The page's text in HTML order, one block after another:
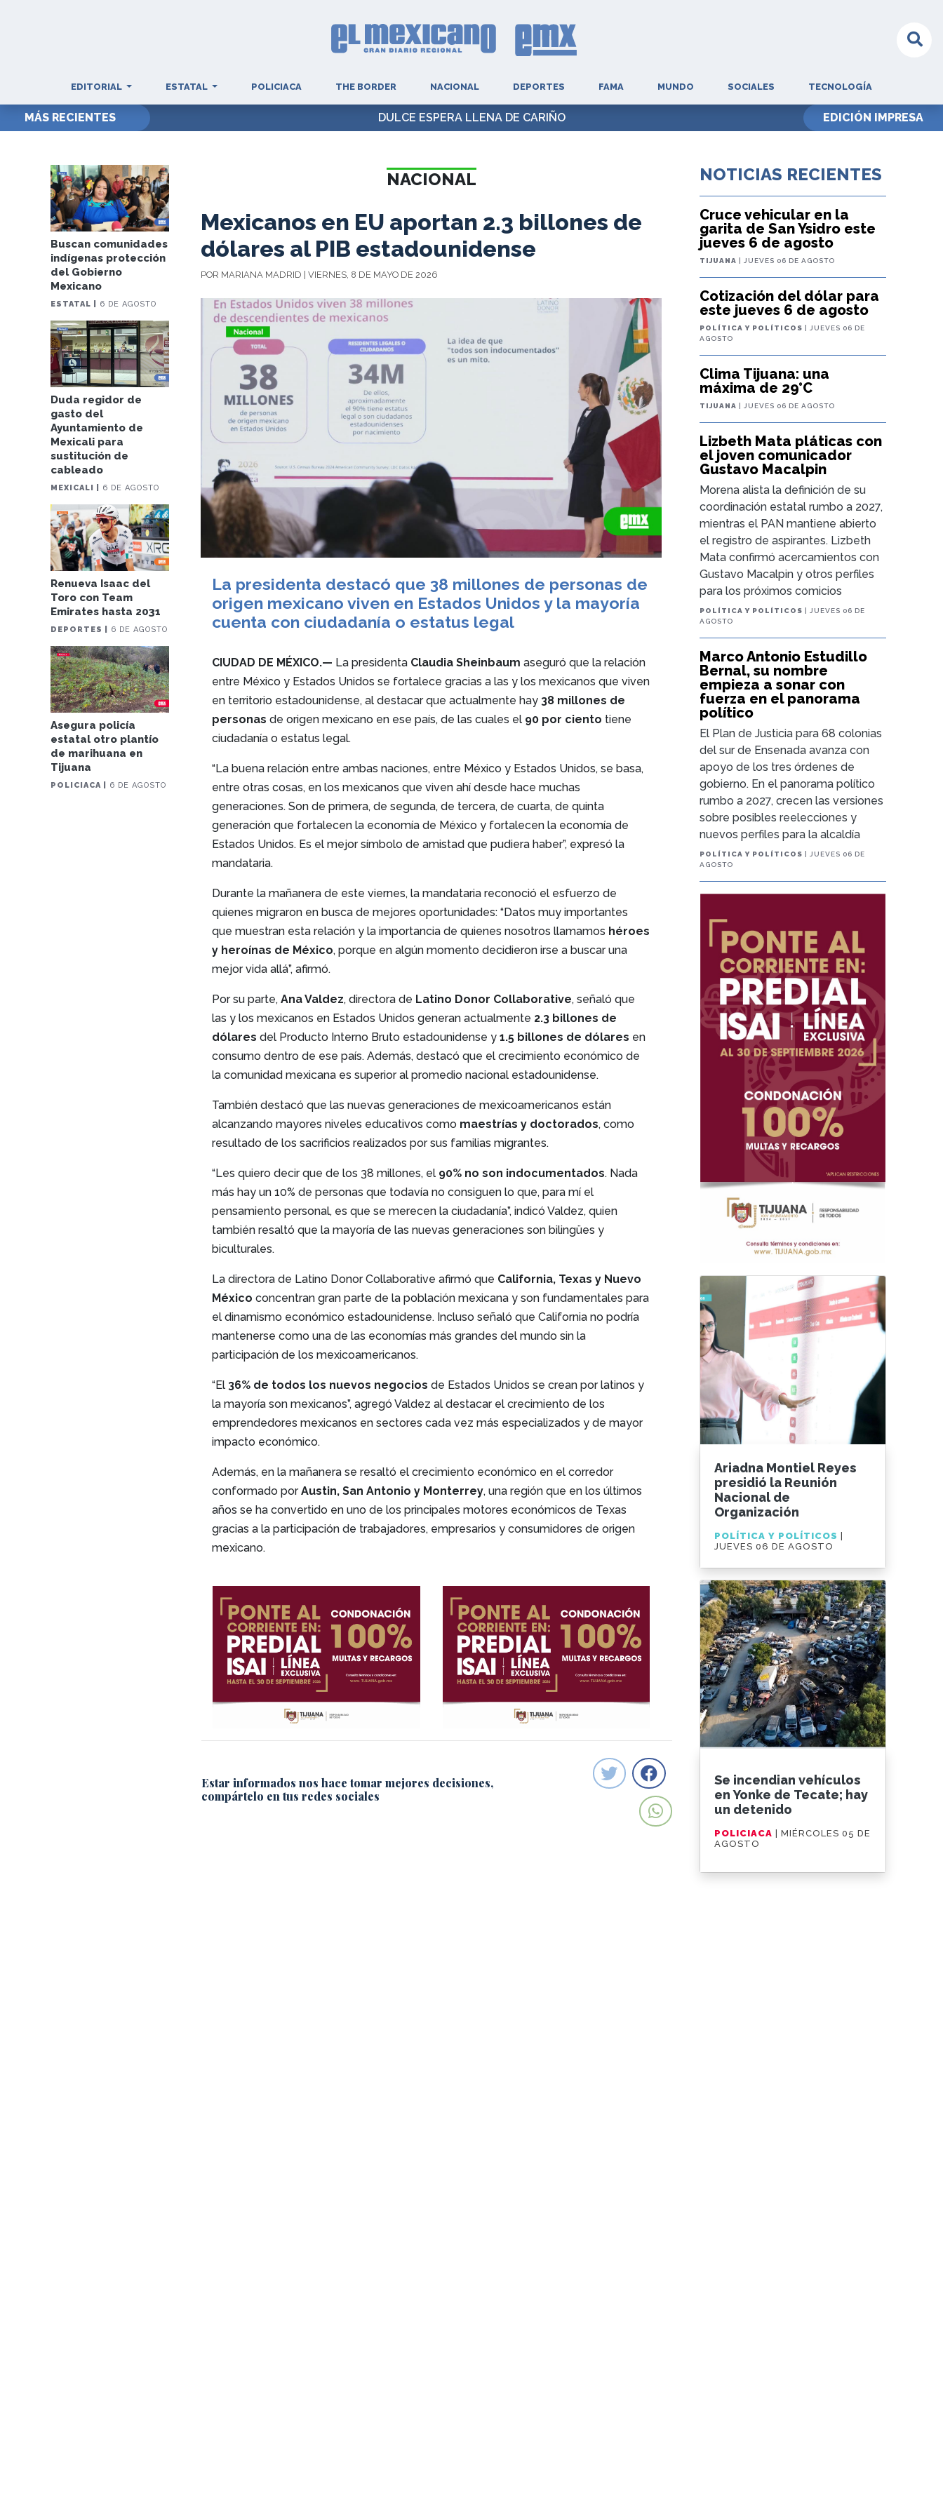
EDITORIAL ESTATAL POLICIACA THE BORDER NACIONAL DEPORTES FAMA MUNDO SOCIALES TECNOLOGÍA
MÁS RECIENTES DULCE ESPERA LLENA DE CARIÑO EDICIÓN IMPRESA
Buscan comunidades
indígenas protección
del Gobierno
Mexicano
ESTATAL | 6 DE AGOSTO
Duda regidor de
gasto del
Ayuntamiento de
Mexicali para
sustitución de
cableado
MEXICALI | 6 DE AGOSTO
Renueva Isaac del
Toro con Team
Emirates hasta 2031
DEPORTES | 6 DE AGOSTO
Asegura policía
estatal otro plantío
de marihuana en
Tijuana
POLICIACA | 6 DE AGOSTO
NACIONAL
Mexicanos en EU aportan 2.3 billones de
dólares al PIB estadounidense
POR MARIANA MADRID | VIERNES, 8 DE MAYO DE 2026
La presidenta destacó que 38 millones de personas de
origen mexicano viven en Estados Unidos y la mayoría
cuenta con ciudadanía o estatus legal
CIUDAD DE MÉXICO.— La presidenta Claudia Sheinbaum aseguró que la relación
entre México y Estados Unidos se fortalece gracias a las y los mexicanos que viven
en territorio estadounidense, al destacar que actualmente hay 38 millones de
personas de origen mexicano en ese país, de las cuales el 90 por ciento tiene
ciudadanía o estatus legal.
“La buena relación entre ambas naciones, entre México y Estados Unidos, se basa,
entre otras cosas, en los mexicanos que viven ahí desde hace muchas
generaciones. Son de primera, de segunda, de tercera, de cuarta, de quinta
generación que fortalecen la economía de México y fortalecen la economía de
Estados Unidos. Es el mejor símbolo de amistad que pudiera haber”, expresó la
mandataria.
Durante la mañanera de este viernes, la mandataria reconoció el esfuerzo de
quienes migraron en busca de mejores oportunidades: “Datos muy importantes
que muestran esta relación y la importancia de quienes nosotros llamamos héroes
y heroínas de México, porque en algún momento decidieron irse a buscar una
mejor vida allá”, afirmó.
Por su parte,Ana Valdez, directora de Latino Donor Collaborative, señaló que
las y los mexicanos en Estados Unidos generan actualmente 2.3 billones de
dólares del Producto Interno Bruto estadounidense y1.5 billones de dólares en
consumo dentro de ese país. Además, destacó que el crecimiento económico de
la comunidad mexicana es superior al promedio nacional estadounidense.
También destacó que las nuevas generaciones de mexicoamericanos están
alcanzando mayores niveles educativos como maestrías y doctorados, como
resultado de los sacrificios realizados por sus familias migrantes.
“Les quiero decir que de los 38 millones, el 90% no son indocumentados. Nada
más hay un 10% de personas que todavía no consiguen lo que, para mí el
pensamiento personal, es que se merecen la ciudadanía”, indicó Valdez, quien
también resaltó que la mayoría de las nuevas generaciones son bilingües y
biculturales.
La directora de Latino Donor Collaborative afirmó que California, Texas y Nuevo
México concentran gran parte de la población mexicana y son fundamentales para
el dinamismo económico estadounidense. Incluso señaló que California no podría
mantenerse como una de las economías más grandes del mundo sin la
participación de los mexicoamericanos.
“El 36% de todos los nuevos negocios de Estados Unidos se crean por latinos y
la mayoría son mexicanos”, agregó Valdez al destacar el crecimiento de los
emprendedores mexicanos en sectores cada vez más especializados y de mayor
impacto económico.
Además, en la mañanera se resaltó el crecimiento económico en el corredor
conformado porAustin, San Antonio y Monterrey, una región que en los últimos
años se ha convertido en uno de los principales motores económicos de Texas
gracias a la participación de trabajadores, empresarios y consumidores de origen
mexicano.
Estar informados nos hace tomar mejores decisiones,
compártelo en tus redes sociales
NOTICIAS RECIENTES
Cruce vehicular en la
garita de San Ysidro este
jueves 6 de agosto
TIJUANA | JUEVES 06 DE AGOSTO
Cotización del dólar para
este jueves 6 de agosto
POLÍTICA Y POLÍTICOS
| JUEVES 06 DE
AGOSTO
Clima Tijuana: una
máxima de 29°C
TIJUANA | JUEVES 06 DE AGOSTO
Lizbeth Mata pláticas con
el joven comunicador
Gustavo Macalpin
Morena alista la definición de su
coordinación estatal rumbo a 2027,
mientras el PAN mantiene abierto
el registro de aspirantes. Lizbeth
Mata confirmó acercamientos con
Gustavo Macalpin y otros perfiles
para los próximos comicios
POLÍTICA Y POLÍTICOS
| JUEVES 06 DE
AGOSTO
Marco Antonio Estudillo
Bernal, su nombre
empieza a sonar con
fuerza en el panorama
político
El Plan de Justicia para 68 colonias
del sur de Ensenada avanza con
apoyo de los tres órdenes de
gobierno. En el panorama político
rumbo a 2027, crecen las versiones
sobre posibles reelecciones y
nuevos perfiles para la alcaldía
POLÍTICA Y POLÍTICOS
| JUEVES 06 DE
AGOSTO
Ariadna Montiel Reyes
presidió la Reunión
Nacional de
Organización
POLÍTICA Y POLÍTICOS
JUEVES 06 DE AGOSTO
Se incendian vehículos
en Yonke de Tecate; hay
un detenido
POLICIACA| MIÉRCOLES 05 DE
AGOSTO